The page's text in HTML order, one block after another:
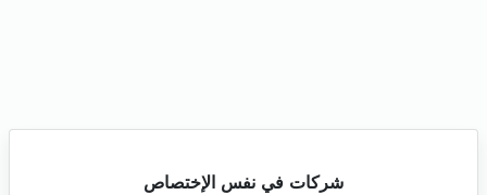
شركات في نفس الإختصاص